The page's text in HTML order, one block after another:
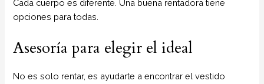
Cada cuerpo es diferente. Una buena rentadora tiene
opciones para todas.
Asesoría para elegir el ideal
No es solo rentar, es ayudarte a encontrar el vestido